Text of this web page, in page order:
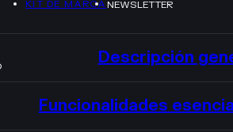
KIT DE MARCANEWSLETTER
Descripción
Funcionalidades